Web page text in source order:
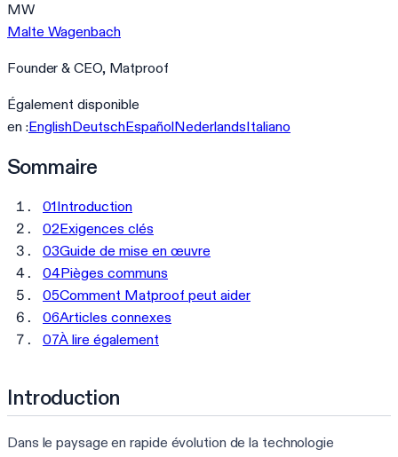
MW
Malte Wagenbach
Founder & CEO, Matproof
Également disponible
en :EnglishDeutschEspañolNederlandsItaliano
Sommaire
01Introduction
02Exigences clés
03Guide de mise en œuvre
04Pièges communs
05Comment Matproof peut aider
06Articles connexes
07À lire également
Introduction
Dans le paysage en rapide évolution de la technologie